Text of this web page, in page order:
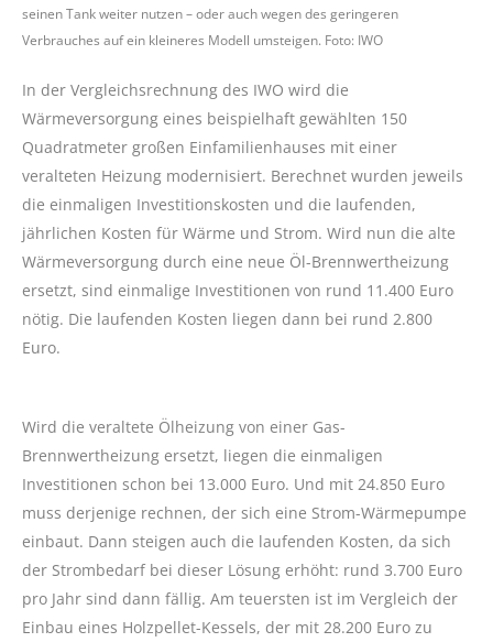
seinen Tank weiter nutzen – oder auch wegen des geringeren
Verbrauches auf ein kleineres Modell umsteigen. Foto: IWO
In der Vergleichsrechnung des IWO wird die
Wärmeversorgung eines beispielhaft gewählten 150
Quadratmeter großen Einfamilienhauses mit einer
veralteten Heizung modernisiert. Berechnet wurden jeweils
die einmaligen Investitionskosten und die laufenden,
jährlichen Kosten für Wärme und Strom. Wird nun die alte
Wärmeversorgung durch eine neue Öl-Brennwertheizung
ersetzt, sind einmalige Investitionen von rund 11.400 Euro
nötig. Die laufenden Kosten liegen dann bei rund 2.800
Euro.
Wird die veraltete Ölheizung von einer Gas-
Brennwertheizung ersetzt, liegen die einmaligen
Investitionen schon bei 13.000 Euro. Und mit 24.850 Euro
muss derjenige rechnen, der sich eine Strom-Wärmepumpe
einbaut. Dann steigen auch die laufenden Kosten, da sich
der Strombedarf bei dieser Lösung erhöht: rund 3.700 Euro
pro Jahr sind dann fällig. Am teuersten ist im Vergleich der
Einbau eines Holzpellet-Kessels, der mit 28.200 Euro zu